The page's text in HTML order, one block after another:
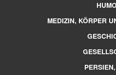
MEDIZIN, KÖRPER